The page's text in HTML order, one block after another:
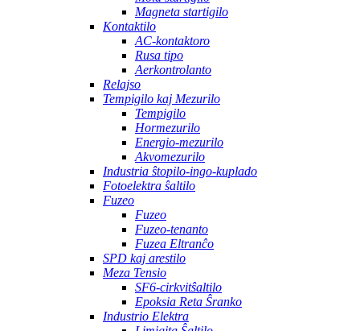
Magneta startigilo
Kontaktilo
AC-kontaktoro
Rusa tipo
Aerkontrolanto
Relajso
Tempigilo kaj Mezurilo
Tempigilo
Hormezurilo
Energio-mezurilo
Akvomezurilo
Industria ŝtopilo-ingo-kuplado
Fotoelektra ŝaltilo
Fuzeo
Fuzeo
Fuzeo-tenanto
Fuzea Eltranĉo
SPD kaj arestilo
Meza Tensio
SF6-cirkvitŝaltilo
Epoksia Reta Ŝranko
Industrio Elektra